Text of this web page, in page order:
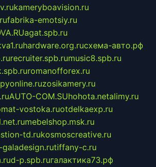
kameryboavision.ru
fabrika-emotsiy.ru
agat.spb.ru
hardware.org.ruсхема-авто.рф
recruiter.spb.rumusic8.spb.ru
romanofforex.ru
zosikamery.ru
AUTO-COM.SUhohota.netalimy.ru
vostoka.ruotdelkaexp.ru
mebelshop.msk.ru
td.rukosmoscreative.ru
tiffany-c.ru
d-p.spb.ruгалактика73.рф